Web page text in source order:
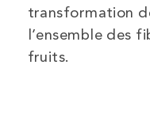
transformation
l’ensemble des
fruits.